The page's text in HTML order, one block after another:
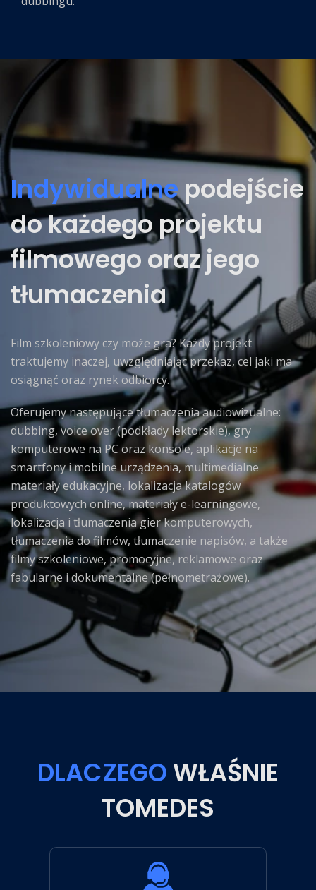
Indywidualnepodejście
do każdego projektu
filmowego oraz jego
tłumaczenia
Film szkoleniowy czy może gra? Każdy projekt
traktujemy inaczej, uwzględniając przekaz, cel jaki ma
osiągnąć oraz rynek odbiorcy.
Oferujemy następujące tłumaczenia audiowizualne:
dubbing, voice over (podkłady lektorskie), gry
komputerowe na PC oraz konsole, aplikacje na
smartfony i mobilne urządzenia, multimedialne
materiały edukacyjne, lokalizacja katalogów
produktowych online, materiały e-learningowe,
lokalizacja i tłumaczenia gier komputerowych,
tłumaczenia do filmów, tłumaczenie napisów, a także
filmy szkoleniowe, promocyjne, reklamowe oraz
fabularne i dokumentalne (pełnometrażowe).
DLACZEGOWŁAŚNIE
TOMEDES